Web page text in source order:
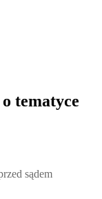
tematyce
lekarskim,
sądem